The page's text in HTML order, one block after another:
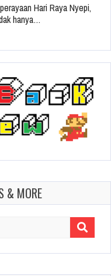
Hari Raya Nyepi,
hanya…
& MORE